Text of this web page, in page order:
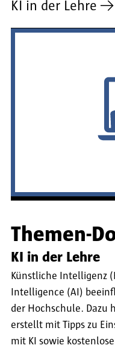
KI in der Lehre
Themen-
KI in der Lehre
Künstliche Intelligenz
Intelligence (AI)
der Hochschule. Dazu
erstellt mit Tipps zu
mit KI sowie